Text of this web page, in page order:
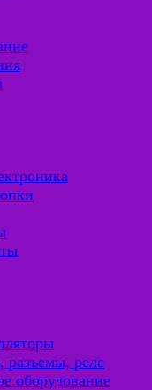
разъемы, реле
оборудование